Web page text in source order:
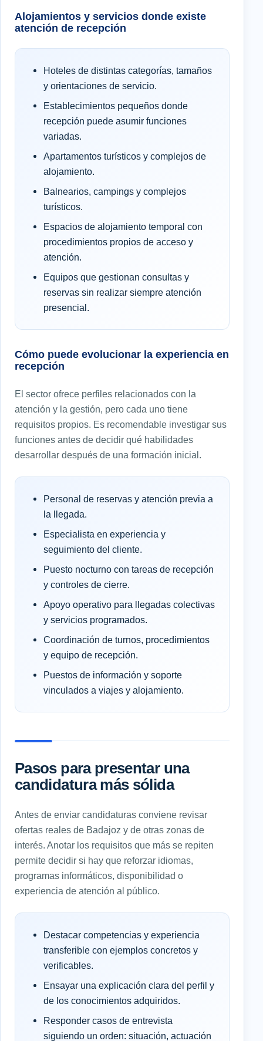
Alojamientos y servicios donde existe
atención de recepción
Hoteles de distintas categorías, tamaños
y orientaciones de servicio.
Establecimientos pequeños donde
recepción puede asumir funciones
variadas.
Apartamentos turísticos y complejos de
alojamiento.
Balnearios, campings y complejos
turísticos.
Espacios de alojamiento temporal con
procedimientos propios de acceso y
atención.
Equipos que gestionan consultas y
reservas sin realizar siempre atención
presencial.
Cómo puede evolucionar la experiencia en
recepción
El sector ofrece perfiles relacionados con la
atención y la gestión, pero cada uno tiene
requisitos propios. Es recomendable investigar sus
funciones antes de decidir qué habilidades
desarrollar después de una formación inicial.
Personal de reservas y atención previa a
la llegada.
Especialista en experiencia y
seguimiento del cliente.
Puesto nocturno con tareas de recepción
y controles de cierre.
Apoyo operativo para llegadas colectivas
y servicios programados.
Coordinación de turnos, procedimientos
y equipo de recepción.
Puestos de información y soporte
vinculados a viajes y alojamiento.
Pasos para presentar una
candidatura más sólida
Antes de enviar candidaturas conviene revisar
ofertas reales de Badajoz y de otras zonas de
interés. Anotar los requisitos que más se repiten
permite decidir si hay que reforzar idiomas,
programas informáticos, disponibilidad o
experiencia de atención al público.
Destacar competencias y experiencia
transferible con ejemplos concretos y
verificables.
Ensayar una explicación clara del perfil y
de los conocimientos adquiridos.
Responder casos de entrevista
siguiendo un orden: situación, actuación